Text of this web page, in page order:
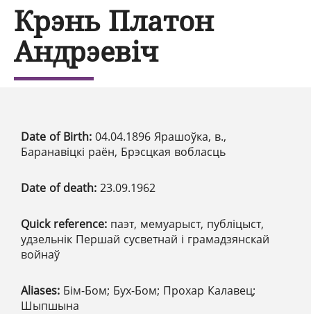
Крэнь Платон
Андрэевіч
Date of Birth: 04.04.1896 Ярашоўка, в.,
Баранавіцкі раён, Брэсцкая вобласць
Date of death: 23.09.1962
Quick reference: паэт, мемуарыст, публіцыст,
удзельнік Першай сусветнай і грамадзянскай
войнаў
Aliases: Бім-Бом; Бух-Бом; Прохар Калавец;
Шыпшына